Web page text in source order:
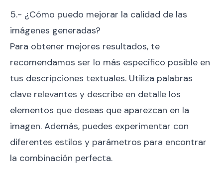
5.- ¿Cómo puedo mejorar la calidad de las
imágenes generadas?
Para obtener mejores resultados, te
recomendamos ser lo más específico posible en
tus descripciones textuales. Utiliza palabras
clave relevantes y describe en detalle los
elementos que deseas que aparezcan en la
imagen. Además, puedes experimentar con
diferentes estilos y parámetros para encontrar
la combinación perfecta.